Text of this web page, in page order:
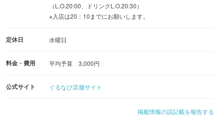
（L.O.20:00、ドリンクL.O.20:30）
※入店は20：10までにお願いします。
定休日 水曜日
料金・費用 平均予算 3,000円
公式サイト ぐるなび店舗サイト
掲載情報の誤記載を報告する